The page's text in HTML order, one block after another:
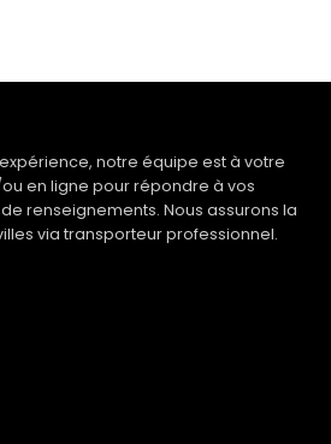
notre équipe est à votre
en ligne pour répondre à vos
renseignements. Nous assurons la
via transporteur professionnel.